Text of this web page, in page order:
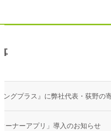
ーナーアプリ」導入のお知らせ